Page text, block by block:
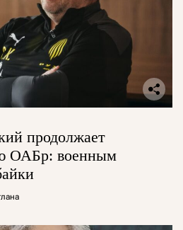
продолжает
ОАБр: военным